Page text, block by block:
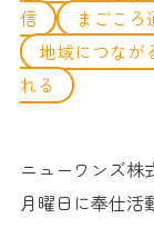
信
まごころ
地域につなが
れる
ニューワンズ株
月曜日に奉仕活